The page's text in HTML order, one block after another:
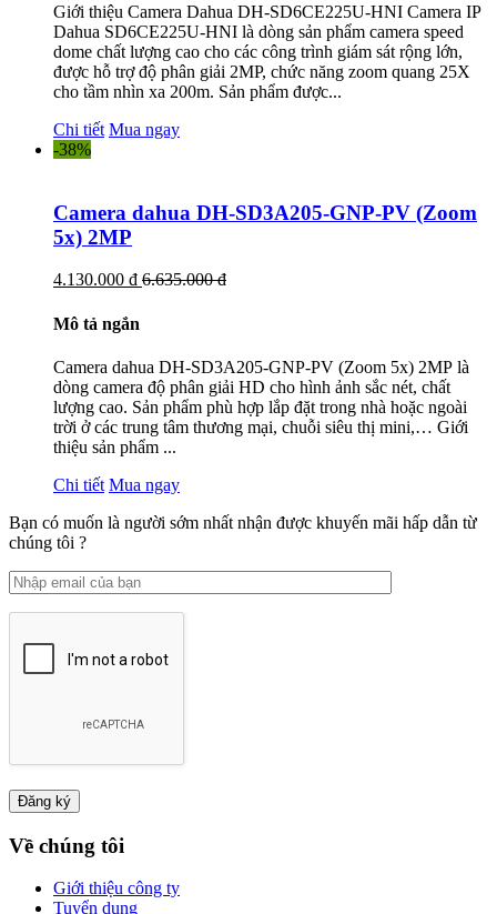
Giới thiệu Camera Dahua DH-SD6CE225U-HNI Camera IP
Dahua SD6CE225U-HNI là dòng sản phẩm camera speed
dome chất lượng cao cho các công trình giám sát rộng lớn,
được hỗ trợ độ phân giải 2MP, chức năng zoom quang 25X
cho tầm nhìn xa 200m. Sản phẩm được...
Chi tiết Mua ngay
-38%
Camera dahua DH-SD3A205-GNP-PV (Zoom
5x) 2MP
4.130.000 đ 6.635.000 đ
Mô tả ngắn
Camera dahua DH-SD3A205-GNP-PV (Zoom 5x) 2MP là
dòng camera độ phân giải HD cho hình ảnh sắc nét, chất
lượng cao. Sản phẩm phù hợp lắp đặt trong nhà hoặc ngoài
trời ở các trung tâm thương mại, chuỗi siêu thị mini,… Giới
thiệu sản phẩm ...
Chi tiết Mua ngay
Bạn có muốn là người sớm nhất nhận được khuyến mãi hấp dẫn từ
chúng tôi ?
Về chúng tôi
Giới thiệu công ty
Tuyển dụng